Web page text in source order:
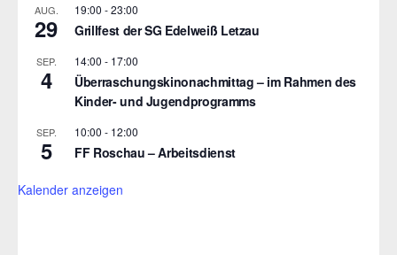
AUG.
29
19:00 -23:00
Grillfest der SG Edelweiß Letzau
SEP.
4
14:00 - 17:00
Überraschungskinonachmittag – im Rahmen des
Kinder- und Jugendprogramms
SEP.
5
10:00 - 12:00
FF Roschau – Arbeitsdienst
Kalender anzeigen